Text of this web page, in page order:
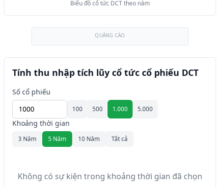
Biểu đồ cổ tức DCT theo năm
QUẢNG CÁO
Tính thu nhập tích lũy cổ tức cổ phiếu DCT
Số cổ phiếu
100 500 1.000 5.000
Khoảng thời gian
3 Năm 5 Năm 10 Năm Tất cả
Không có sự kiện trong khoảng thời gian đã chọn